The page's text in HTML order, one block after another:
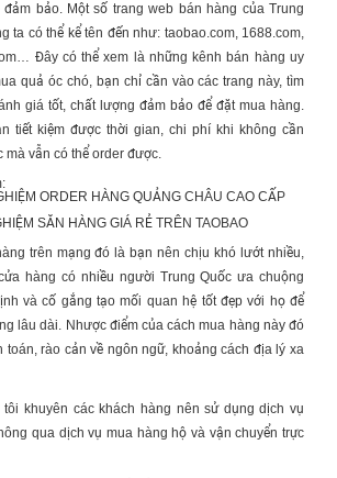
bảo. Một số trang web bán hàng của Trung
ta có thể kể tên đến như: taobao.com, 1688.com,
Đây có thể xem là những kênh bán hàng uy
quả óc chó, bạn chỉ cần vào các trang này, tìm
giá tốt, chất lượng đảm bảo để đặt mua hàng.
tiết kiệm được thời gian, chi phí khi không cần
mà vẫn có thể order được.
ORDER HÀNG QUẢNG CHÂU CAO CẤP
SĂN HÀNG GIÁ RẺ TRÊN TAOBAO
trên mạng đó là bạn nên chịu khó lướt nhiều,
hàng có nhiều người Trung Quốc ưa chuộng
và cố gắng tạo mối quan hệ tốt đẹp với họ để
lâu dài. Nhược điểm của cách mua hàng này đó
toán, rào cản về ngôn ngữ, khoảng cách địa lý xa
tôi khuyên các khách hàng nên sử dụng dịch vụ
qua dịch vụ mua hàng hộ và vận chuyển trực